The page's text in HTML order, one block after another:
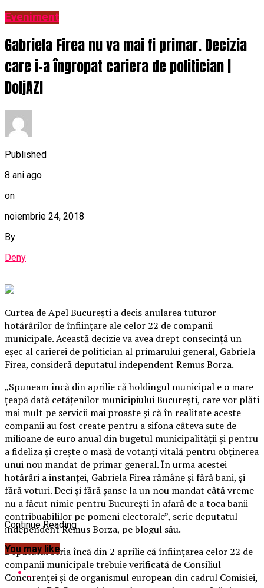
Eveniment
Gabriela Firea nu va mai fi primar. Decizia
care i-a îngropat cariera de politician |
DoljAZI
Published
8 ani ago
on
noiembrie 24, 2018
By
Deny
Curtea de Apel Bucureşti a decis anularea tuturor
hotărârilor de înfiinţare ale celor 22 de companii
municipale. Această decizie va avea drept consecinţă un
eşec al carierei de politician al primarului general, Gabriela
Firea, consideră deputatul independent Remus Borza.
„Spuneam încă din aprilie că holdingul municipal e o mare
ţeapă dată cetăţenilor municipiului Bucureşti, care vor plăti
mai mult pe servicii mai proaste şi că în realitate aceste
companii au fost create pentru a sifona câteva sute de
milioane de euro anual din bugetul municipalităţii şi pentru
a fideliza şi creşte o masă de votanţi vitală pentru obţinerea
unui nou mandat de primar general.În urma acestei
hotărâri a instanţei, Gabriela Firea rămâne şi fără bani, şi
fără voturi. Deci şi fără şanse la un nou mandat câtă vreme
nu a făcut nimic pentru Bucureşti în afară de a toca banii
contribuabililor pe pomeni electorale”, scrie deputatul
independent Remus Borza, pe blogul său.
Deputatul scria încă din 2 aprilie că înfiinţarea celor 22 de
companii municipale trebuie verificată de Consiliul
Concurenţei şi de organismul european din cadrul Comisiei,
Continue Reading
You may like